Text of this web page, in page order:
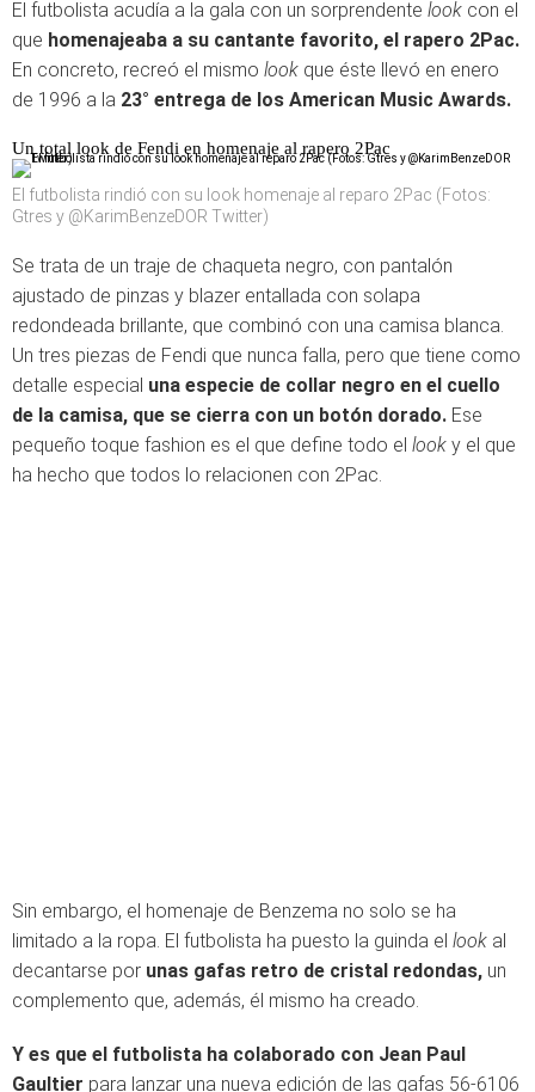
El futbolista acudía a la gala con un sorprendente look con el
que homenajeaba a su cantante favorito, el rapero 2Pac.
En concreto, recreó el mismo look que éste llevó en enero
de 1996 a la 23° entrega de los American Music Awards.
Un total look de Fendi en homenaje al rapero 2Pac
El futbolista rindió con su look homenaje al reparo 2Pac (Fotos:
Gtres y @KarimBenzeDOR Twitter)
Se trata de un traje de chaqueta negro, con pantalón
ajustado de pinzas y blazer entallada con solapa
redondeada brillante, que combinó con una camisa blanca.
Un tres piezas de Fendi que nunca falla, pero que tiene como
detalle especial una especie de collar negro en el cuello
de la camisa, que se cierra con un botón dorado. Ese
pequeño toque fashion es el que define todo el look y el que
ha hecho que todos lo relacionen con 2Pac.
Sin embargo, el homenaje de Benzema no solo se ha
limitado a la ropa. El futbolista ha puesto la guinda el look al
decantarse por unas gafas retro de cristal redondas, un
complemento que, además, él mismo ha creado.
Y es que el futbolista ha colaborado con Jean Paul
Gaultier para lanzar una nueva edición de las gafas 56-6106